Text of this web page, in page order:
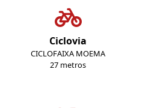
Ciclovia
CICLOFAIXA MOEMA
27 metros